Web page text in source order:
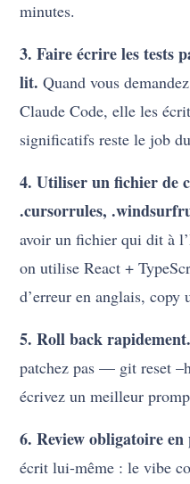
minutes.
3. Faire écrire les tests
lit. Quand vous
Claude Code, elle les
significatifs reste le job
4. Utiliser un fichier de
.cursorrules,
avoir un fichier qui dit à
on utilise React +
d’erreur en anglais, copy
5. Roll back rapidement.
patchez pas — git reset
écrivez un meilleur
6. Review obligatoire
écrit lui-même : le vibe